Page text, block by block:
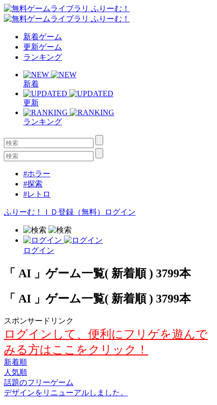
新着ゲーム
更新ゲーム
ランキング
新着
更新
ランキング
#ホラー
#探索
#レトロ
ふりーむ！ＩＤ登録（無料） ログイン
ログイン
「 AI 」ゲーム一覧( 新着順 ) 3799本
「 AI 」ゲーム一覧( 新着順 ) 3799本
スポンサードリンク
ログインして、便利にフリゲを遊んで
みる方はここをクリック！
新着順
人気順
話題のフリーゲーム
デザインをリニューアルしました。